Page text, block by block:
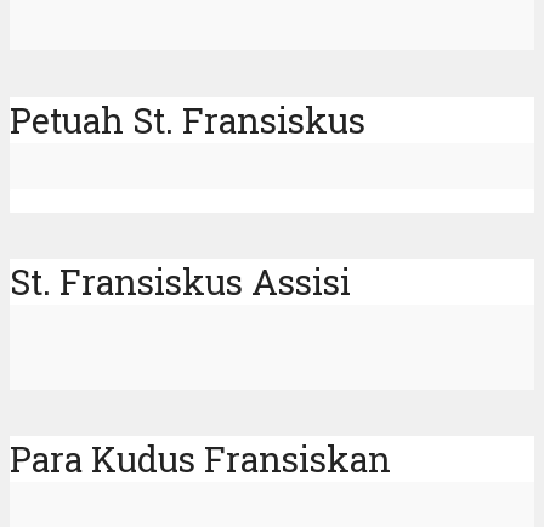
Petuah St. Fransiskus
St. Fransiskus Assisi
Para Kudus Fransiskan